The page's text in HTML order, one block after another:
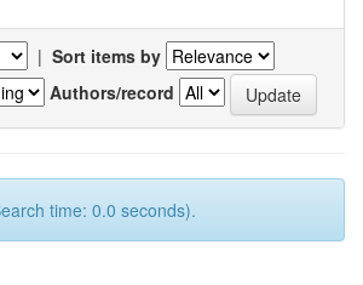
| Sort items by
Authors/record
time: 0.0 seconds).